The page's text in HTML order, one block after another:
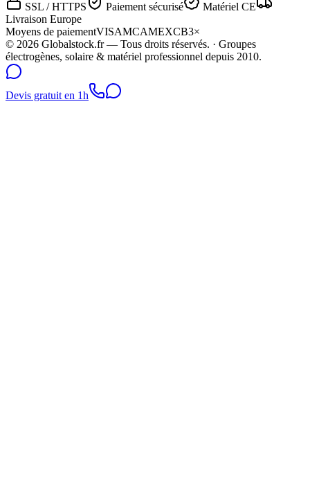
SSL / HTTPS Paiement sécurisé
Matériel CE
Livraison Europe
Moyens de paiementVISAMCAMEXCB3×
© 2026 Globalstock.fr — Tous droits réservés. · Groupes
électrogènes, solaire & matériel professionnel depuis 2010.
Devis gratuit en 1h